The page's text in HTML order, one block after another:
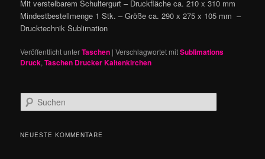
Mit verstelbarem Schultergurt – Druckfläche ca. 210 x 310 mm
Mindestbestellmenge 1 Stk. – Größe ca. 290 x 275 x 105 mm –
Drucktechnik Sublimation
Veröffentlicht unterTaschen |Verschlagwortet mitSublimations
Druck,Taschen Drucker Kaltenkirchen
u
h
NEUESTE KOMMENTARE